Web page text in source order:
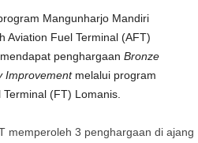
Mangunharjo Mandiri
Aviation Fuel Terminal (AFT)
penghargaan Bronze
Improvement melalui program
(FT) Lomanis.
memperoleh 3 penghargaan di